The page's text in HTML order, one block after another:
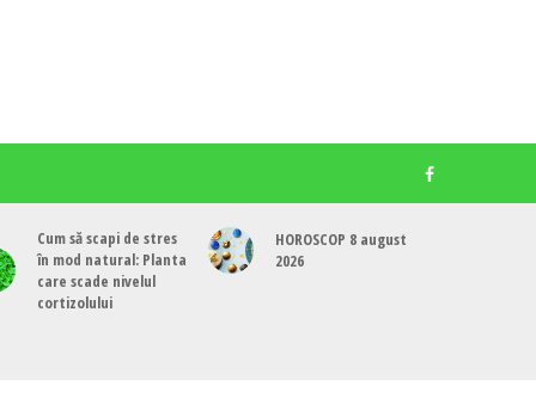
Cum să scapi de stres
în mod natural: Planta
care scade nivelul
cortizolului
HOROSCOP 8 august
2026